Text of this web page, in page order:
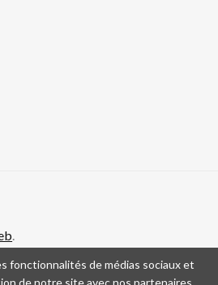
.
fonctionnalités de médias sociaux et
de notre site avec nos partenaires